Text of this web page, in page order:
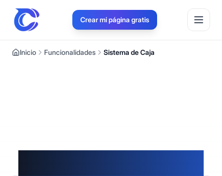
Crear mi página gratis
Inicio Funcionalidades Sistema de Caja